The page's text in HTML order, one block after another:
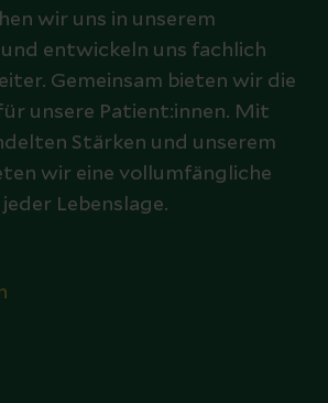
wir uns in unserem
entwickeln uns fachlich
Gemeinsam bieten wir die
unsere Patient:innen. Mit
Stärken und unserem
wir eine vollumfängliche
Lebenslage.